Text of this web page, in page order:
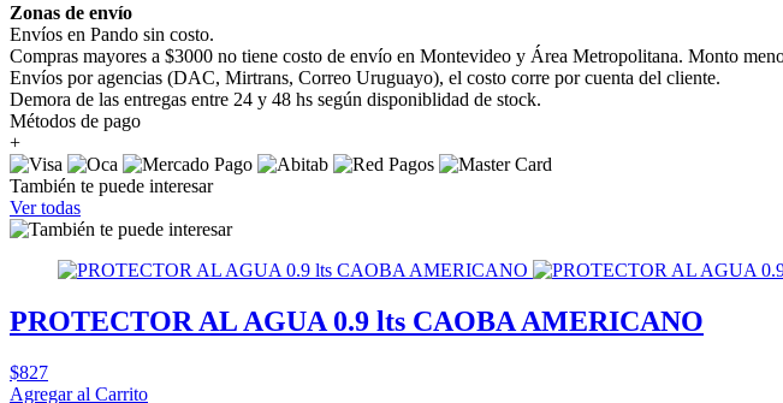
Zonas de envío
Envíos en Pando sin costo.
Compras mayores a $3000 no tiene costo de envío en Montevideo y Área Metropolitana. Monto
Envíos por agencias (DAC, Mirtrans, Correo Uruguayo), el costo corre por cuenta del cliente.
Demora de las entregas entre 24 y 48 hs según disponiblidad de stock.
Métodos de pago
+
También te puede interesar
Ver todas
PROTECTOR AL AGUA 0.9 lts CAOBA AMERICANO
$827
Agregar al Carrito